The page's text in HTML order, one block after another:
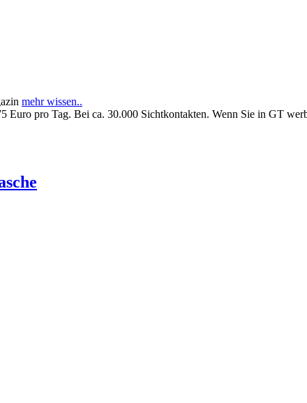
mehr wissen..
Euro pro Tag. Bei ca. 30.000 Sichtkontakten. Wenn Sie in GT